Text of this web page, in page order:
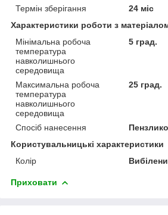
Термін зберігання
24 міс
Характеристики роботи з
Мінімальна робоча
температура
навколишнього
середовища
5 град.
Максимальна робоча
температура
навколишнього
середовища
25 град.
Спосіб нанесення
Користувальницькі характеристики
Колір
Приховати